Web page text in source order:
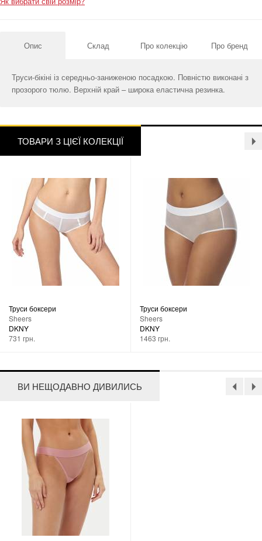
Опис Склад Про колекцію Про бренд
Труси-бікіні із середньо-заниженою посадкою. Повністю виконані з
прозорого тюлю. Верхній край – широка еластична резинка.
ТОВАРИ З ЦІЄЇ КОЛЕКЦІЇ
Труси боксери
Sheers
DKNY
731 грн.
Труси боксери
Sheers
DKNY
1463 грн.
ВИ НЕЩОДАВНО ДИВИЛИСЬ